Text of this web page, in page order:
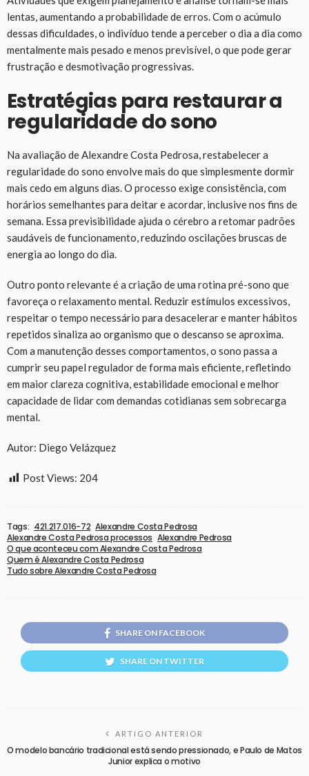
lentas, aumentando a probabilidade de erros. Com o acúmulo
dessas dificuldades, o indivíduo tende a perceber o dia a dia como
mentalmente mais pesado e menos previsível, o que pode gerar
frustração e desmotivação progressivas.
Estratégias para restaurar a
regularidade do sono
Na avaliação de Alexandre Costa Pedrosa, restabelecer a
regularidade do sono envolve mais do que simplesmente dormir
mais cedo em alguns dias. O processo exige consistência, com
horários semelhantes para deitar e acordar, inclusive nos fins de
semana. Essa previsibilidade ajuda o cérebro a retomar padrões
saudáveis de funcionamento, reduzindo oscilações bruscas de
energia ao longo do dia.
Outro ponto relevante é a criação de uma rotina pré-sono que
favoreça o relaxamento mental. Reduzir estímulos excessivos,
respeitar o tempo necessário para desacelerar e manter hábitos
repetidos sinaliza ao organismo que o descanso se aproxima.
Com a manutenção desses comportamentos, o sono passa a
cumprir seu papel regulador de forma mais eficiente, refletindo
em maior clareza cognitiva, estabilidade emocional e melhor
capacidade de lidar com demandas cotidianas sem sobrecarga
mental.
Autor: Diego Velázquez
Post Views: 204
Tags: 421.217.016-72 Alexandre Costa Pedrosa
Alexandre Costa Pedrosa processos Alexandre Pedrosa
O que aconteceu com Alexandre Costa Pedrosa
Quem é Alexandre Costa Pedrosa
Tudo sobre Alexandre Costa Pedrosa
SHARE ON FACEBOOK
SHARE ON TWITTER
ARTIGO ANTERIOR
O modelo bancário tradicional está sendo pressionado, e Paulo de Matos
Junior explica o motivo